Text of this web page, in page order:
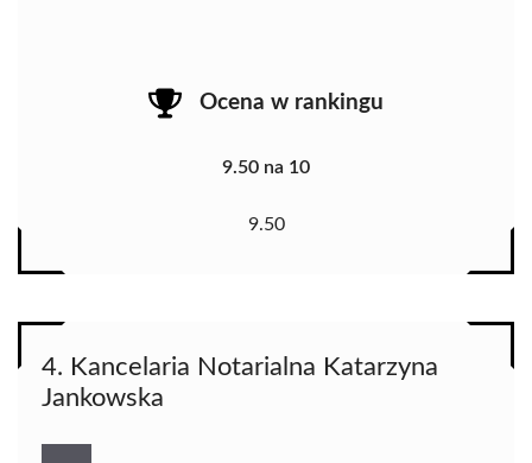
Ocena w rankingu
9.50 na 10
9.50
4. Kancelaria Notarialna Katarzyna
Jankowska